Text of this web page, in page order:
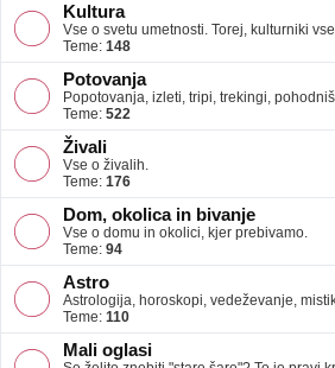
Kultura
Vse o svetu umetnosti. Torej, kulturniki
Teme: 148
Potovanja
Popotovanja, izleti, tripi, trekingi,
Teme: 522
Živali
Vse o živalih.
Teme: 176
Dom, okolica in bivanje
Vse o domu in okolici, kjer prebivamo.
Teme: 94
Astro
Astrologija, horoskopi, vedeževanje,
Teme: 110
Mali oglasi